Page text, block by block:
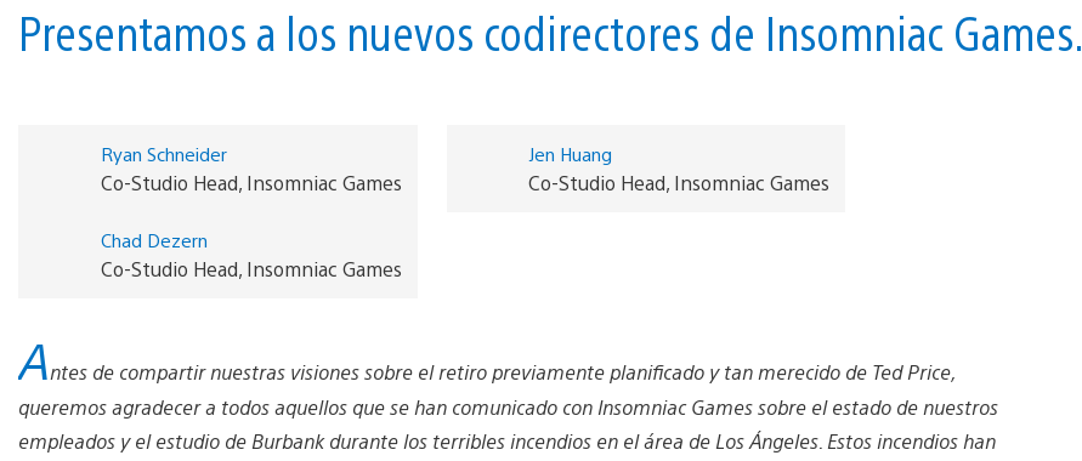
Presentamos a los nuevos codirectores de Insomniac Games.
Ryan Schneider
Co-Studio Head, Insomniac Games
Jen Huang
Co-Studio Head, Insomniac Games
Chad Dezern
Co-Studio Head, Insomniac Games
Antes de compartir nuestras visiones sobre el retiro previamente planificado y tan merecido de Ted Price,
queremos agradecer a todos aquellos que se han comunicado con Insomniac Games sobre el estado de nuestros
empleados y el estudio de Burbank durante los terribles incendios en el área de Los Ángeles. Estos incendios han